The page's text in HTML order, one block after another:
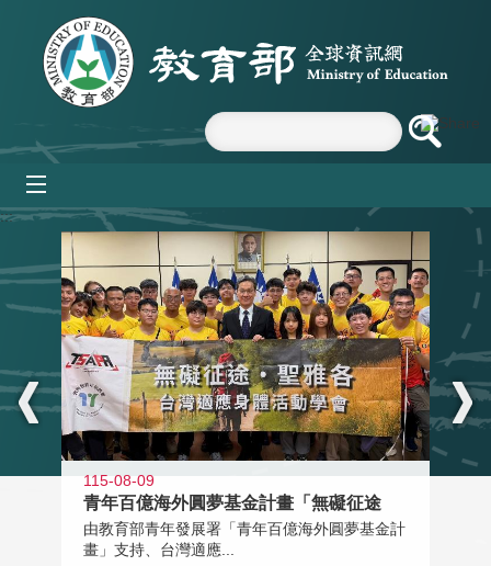
跳到主要內容區塊
:::
115-08-09
青年百億海外圓夢基金計畫「無礙征途
由教育部青年發展署「青年百億海外圓夢基金計
畫」支持、台灣適應...